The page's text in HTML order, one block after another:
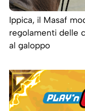
Ippica, il Masaf
regolamenti delle
al galoppo